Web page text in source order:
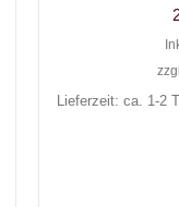
Lieferzeit: ca. 1-2